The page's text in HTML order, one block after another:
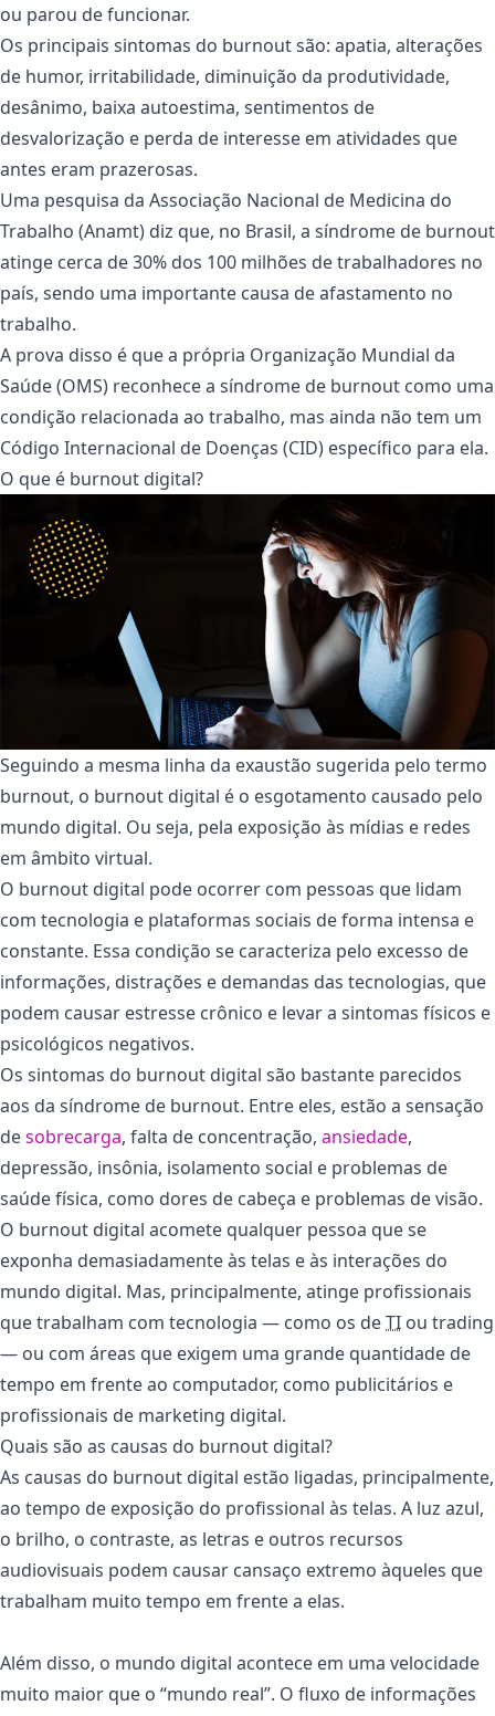
ou parou de funcionar.
Os principais sintomas do burnout são: apatia, alterações
de humor, irritabilidade, diminuição da produtividade,
desânimo, baixa autoestima, sentimentos de
desvalorização e perda de interesse em atividades que
antes eram prazerosas.
Uma pesquisa da Associação Nacional de Medicina do
Trabalho (Anamt) diz que, no Brasil, a síndrome de burnout
atinge cerca de 30% dos 100 milhões de trabalhadores no
país, sendo uma importante causa de afastamento no
trabalho.
A prova disso é que a própria Organização Mundial da
Saúde (OMS) reconhece a síndrome de burnout como uma
condição relacionada ao trabalho, mas ainda não tem um
Código Internacional de Doenças (CID) específico para ela.
O que é burnout digital?
Seguindo a mesma linha da exaustão sugerida pelo termo
burnout, o burnout digital é o esgotamento causado pelo
mundo digital. Ou seja, pela exposição às mídias e redes
em âmbito virtual.
O burnout digital pode ocorrer com pessoas que lidam
com tecnologia e plataformas sociais de forma intensa e
constante. Essa condição se caracteriza pelo excesso de
informações, distrações e demandas das tecnologias, que
podem causar estresse crônico e levar a sintomas físicos e
psicológicos negativos.
Os sintomas do burnout digital são bastante parecidos
aos da síndrome de burnout. Entre eles, estão a sensação
desobrecarga, falta de concentração, ansiedade,
depressão, insônia, isolamento social e problemas de
saúde física, como dores de cabeça e problemas de visão.
O burnout digital acomete qualquer pessoa que se
exponha demasiadamente às telas e às interações do
mundo digital. Mas, principalmente, atinge profissionais
que trabalham com tecnologia — como os deTI ou trading
— ou com áreas que exigem uma grande quantidade de
tempo em frente ao computador, como publicitários e
profissionais de marketing digital.
Quais são as causas do burnout digital?
As causas do burnout digital estão ligadas, principalmente,
ao tempo de exposição do profissional às telas. A luz azul,
o brilho, o contraste, as letras e outros recursos
audiovisuais podem causar cansaço extremo àqueles que
trabalham muito tempo em frente a elas.
Além disso, o mundo digital acontece em uma velocidade
muito maior que o “mundo real”. O fluxo de informações